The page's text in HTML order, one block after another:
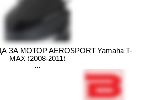
МОТОР AEROSPORT Yamaha T-
MAX (2008-2011)